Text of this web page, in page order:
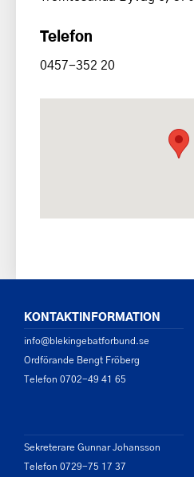
Telefon
0457-352 20
KONTAKTINFORMATION
info@blekingebatforbund.se
Ordförande Bengt Fröberg
Telefon 0702-49 41 65
Sekreterare Gunnar Johansson
Telefon 0729-75 17 37